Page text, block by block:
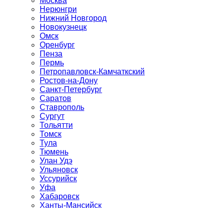
Нерюнгри
Нижний Новгород
Новокузнецк
Омск
Оренбург
Пенза
Пермь
Петропавловск-Камчаткский
Ростов-на-Дону
Санкт-Петербург
Саратов
Ставрополь
Сургут
Тольятти
Томск
Тула
Тюмень
Улан Удэ
Ульяновск
Уссурийск
Уфа
Хабаровск
Ханты-Мансийск